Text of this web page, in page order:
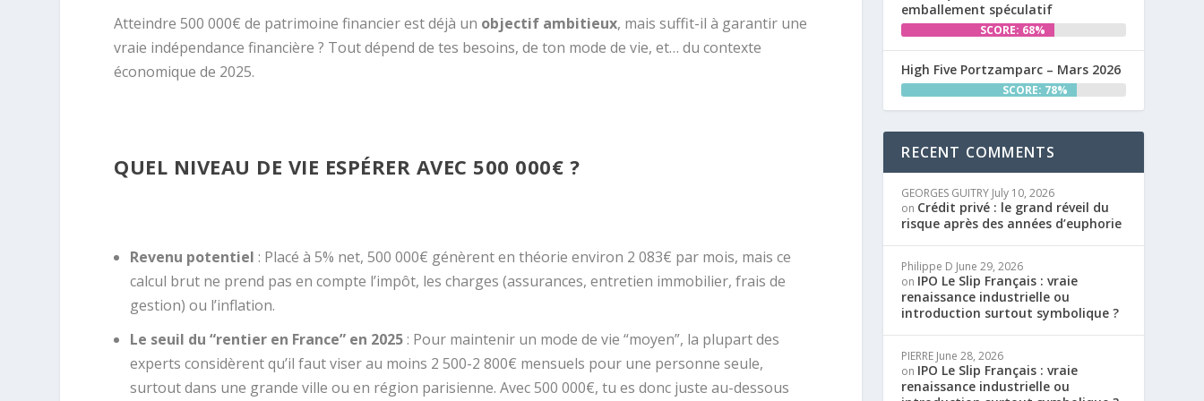
Atteindre 500 000€ de patrimoine financier est déjà un objectif ambitieux, mais suffit-il à garantir une
vraie indépendance financière ? Tout dépend de tes besoins, de ton mode de vie, et… du contexte
économique de 2025.
QUEL NIVEAU DE VIE ESPÉRER AVEC 500 000€ ?
Revenu potentiel : Placé à 5% net, 500 000€ génèrent en théorie environ 2 083€ par mois, mais ce
calcul brut ne prend pas en compte l’impôt, les charges (assurances, entretien immobilier, frais de
gestion) ou l’inflation.
Le seuil du “rentier en France” en 2025 : Pour maintenir un mode de vie “moyen”, la plupart des
experts considèrent qu’il faut viser au moins 2 500-2 800€ mensuels pour une personne seule,
surtout dans une grande ville ou en région parisienne. Avec 500 000€, tu es donc juste au-dessous
emballement spéculatif
SCORE: 68%
High Five Portzamparc – Mars 2026
SCORE: 78%
RECENT COMMENTS
GEORGES GUITRY July 10, 2026
on Crédit privé : le grand réveil du
risque après des années d’euphorie
Philippe D June 29, 2026
on IPO Le Slip Français : vraie
renaissance industrielle ou
introduction surtout symbolique ?
PIERRE June 28, 2026
on IPO Le Slip Français : vraie
renaissance industrielle ou